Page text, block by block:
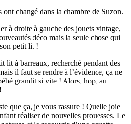
ont changé dans la chambre de Suzon.
à droite à gauche des jouets vintage,
déco mais la seule chose qui
petit lit !
lit à barreaux, recherché pendant des
il faut se rendre à l’évidence, ça ne
grandit si vite ! Alors, hop, au
que ça, je vous rassure ! Quelle joie
réaliser de nouvelles prouesses. Le